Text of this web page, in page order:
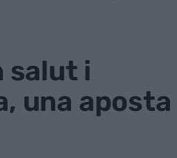
salut i
una aposta